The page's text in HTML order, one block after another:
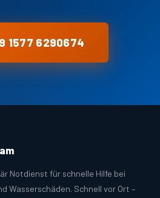
1577 6290674
Notdienst für schnelle Hilfe bei
Wasserschäden. Schnell vor Ort –